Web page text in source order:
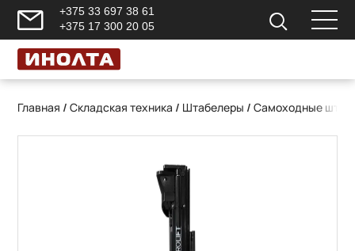
+375 33 697 38 61
+375 17 300 20 05
Главная /Складская техника / Штабелеры /Самоходные